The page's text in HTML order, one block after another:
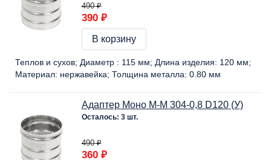
490 ₽
390 ₽
В корзину
Теплов и сухов Диаметр : 115 мм Длина изделия: 120 мм
Материал: нержавейка Толщина металла: 0.80 мм
Адаптер Моно М-М 304-0,8 D120 (У)
Осталось: 3 шт.
490 ₽
360 ₽